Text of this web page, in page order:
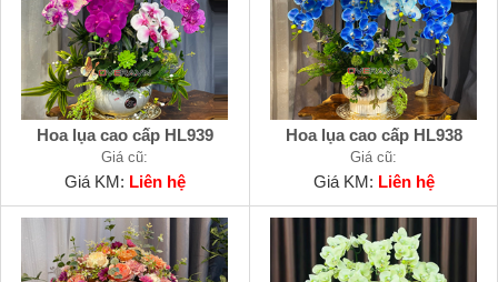
Hoa lụa cao cấp HL939
Giá cũ:
Giá KM: Liên hệ
Hoa lụa cao cấp HL938
Giá cũ:
Giá KM: Liên hệ